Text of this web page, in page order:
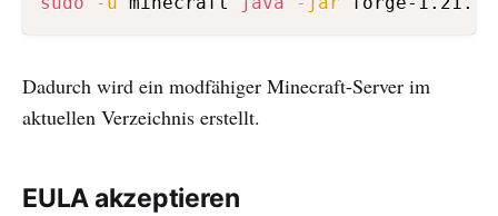
Dadurch wird ein modfähiger Minecraft-Server im
aktuellen Verzeichnis erstellt.
EULA akzeptieren